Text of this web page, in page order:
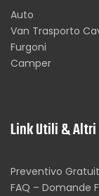
Auto
Van Trasporto
Furgoni
Camper
Link Utili &
Preventivo
FAQ – Domande